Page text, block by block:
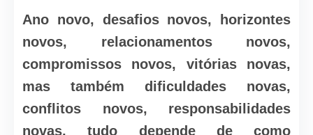
Ano novo, desafios novos, horizontes
novos, relacionamentos novos,
compromissos novos, vitórias novas,
mas também dificuldades novas,
conflitos novos, responsabilidades
novas, tudo depende de como